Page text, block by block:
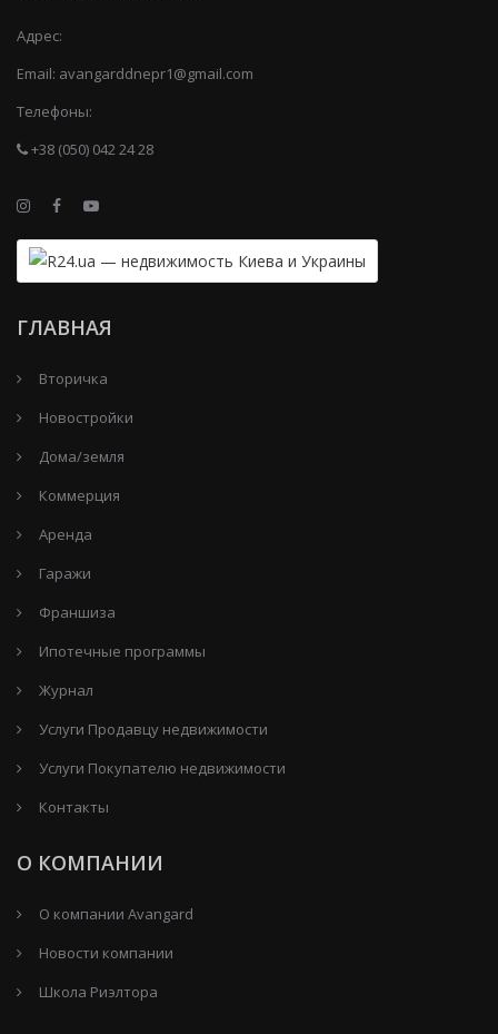
Адрес:
Email: avangarddnepr1@gmail.com
Телефоны:
+38 (050) 042 24 28
ГЛАВНАЯ
Вторичка
Новостройки
Дома/земля
Коммерция
Аренда
Гаражи
Франшиза
Ипотечные программы
Журнал
Услуги Продавцу недвижимости
Услуги Покупателю недвижимости
Контакты
О КОМПАНИИ
О компании Avangard
Новости компании
Школа Риэлтора